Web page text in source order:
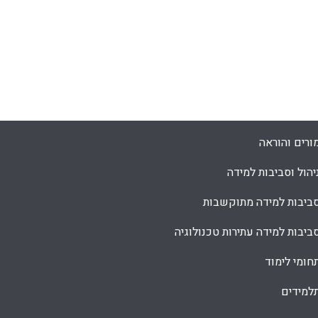
והוראה
וסביבות למידה
למידה מתוקשבות
למידה עתירות טכנולוגיה
לימוד